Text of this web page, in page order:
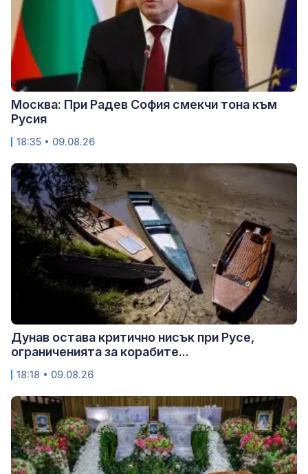
Москва: При Радев София смекчи тона към
Русия
18:35 • 09.08.26
Дунав остава критично нисък при Русе,
ограниченията за корабите...
18:18 • 09.08.26